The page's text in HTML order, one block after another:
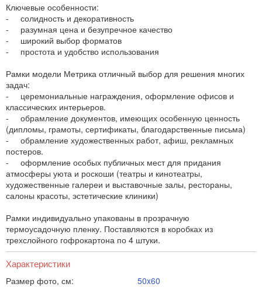
Ключевые особенности:
- солидность и декоративность
- разумная цена и безупречное качество
- широкий выбор форматов
- простота и удобство использования
Рамки модели Метрика отличный выбор для решения многих
задач:
- церемониальные награждения, оформление офисов и
классических интерьеров.
- обрамление документов, имеющих особенную ценность
(дипломы, грамоты, сертификаты, благодарственные письма)
- обрамление художественных работ, афиш, рекламных
постеров.
- оформление особых публичных мест для придания
атмосферы уюта и роскоши (театры и кинотеатры,
художественные галереи и выставочные залы, рестораны,
салоны красоты, эстетические клиники)
Рамки индивидуально упакованы в прозрачную
термоусадочную пленку. Поставляются в коробках из
трехслойного гофрокартона по 4 штуки.
Характеристики
Размер фото, см:
50x60